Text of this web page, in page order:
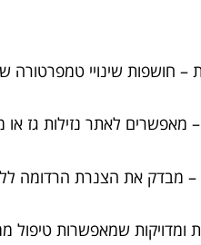
– חושפות שינויי טמפרטורה
מאפשרים לאתר נזילות גז או
– מבדק את הצנרת הרדומה
ומדויקות שמאפשרות טיפול